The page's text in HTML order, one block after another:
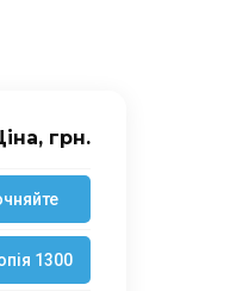
грн.
1300